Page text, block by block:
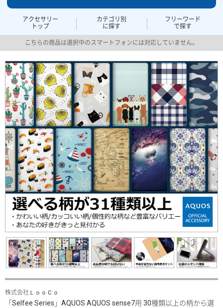
アクセサリー
トップ
カテゴリ別
に探す
フリーワード
で探す
こちらの商品は選択中のスマートフォンには対応していません。
株式会社ＬｏｏＣｏ
「Selfee Series」AQUOS AQUOS sense7用 30種類以上の柄から選